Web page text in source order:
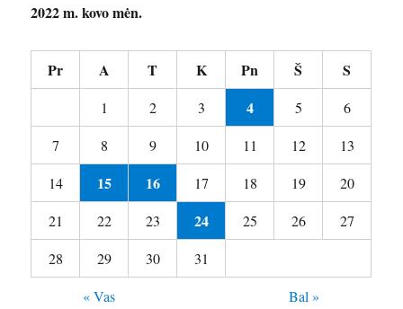
2022 m. kovo mėn.
Pr A T K Pn Š S
1 2 3 4 5
6
7
8 9 10 11 12
13
14
15 16 17 18 19
20
21
22 23 24 25 26
27
28
29 30
31
« Vas
Bal »